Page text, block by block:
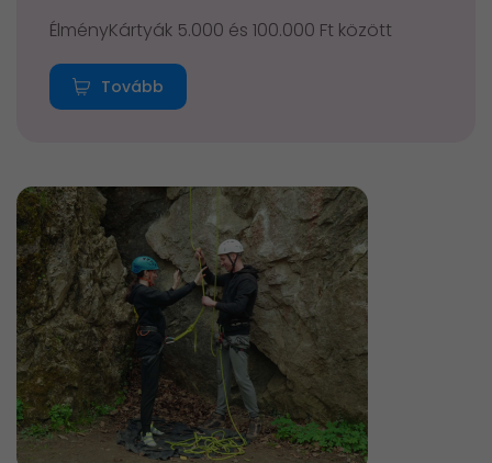
ÉlményKártyák 5.000 és 100.000 Ft között
Tovább